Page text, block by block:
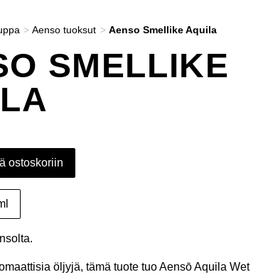
>Aenso tuoksut > Aenso Smellike Aquila
SMELLIKE
ostoskoriin
öljyjä, tämä tuote tuo Aensō Aquila Wet